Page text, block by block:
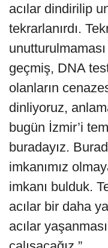
acılar dindirilip
tekrarlanırdı.
unutturulmaması
geçmiş, DNA
olanların
dinliyoruz,
bugün İzmir’i
buradayız.
imkanımız
imkanı bulduk.
acılar bir daha
acılar